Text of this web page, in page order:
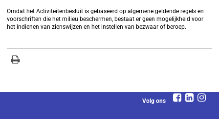
Omdat het Activiteitenbesluit is gebaseerd op algemene geldende regels en
voorschriften die het milieu beschermen, bestaat er geen mogelijkheid voor
het indienen van zienswijzen en het instellen van bezwaar of beroep.
Volg ons